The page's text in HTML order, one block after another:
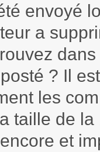
envoyé
a
? Il
les
taille de
et